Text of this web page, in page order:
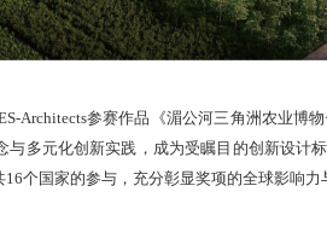
Architects参赛作品《湄公河三角洲农业
多元化创新实践，成为受瞩目的创新设
个国家的参与，充分彰显奖项的全球影响力